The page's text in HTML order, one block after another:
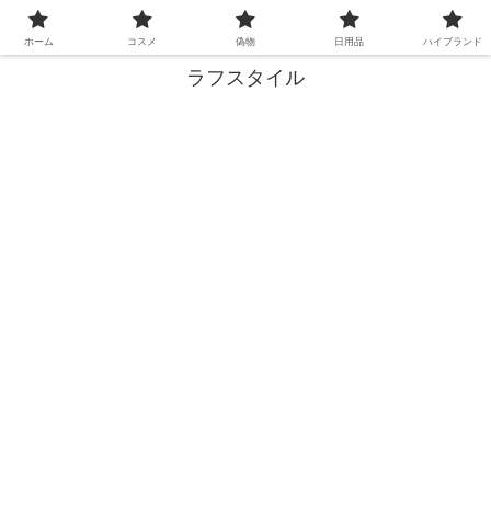
失敗しない買い物、ここで解決！
ラフスタイル
ホーム コスメ 偽物 日用品 ハイブランド